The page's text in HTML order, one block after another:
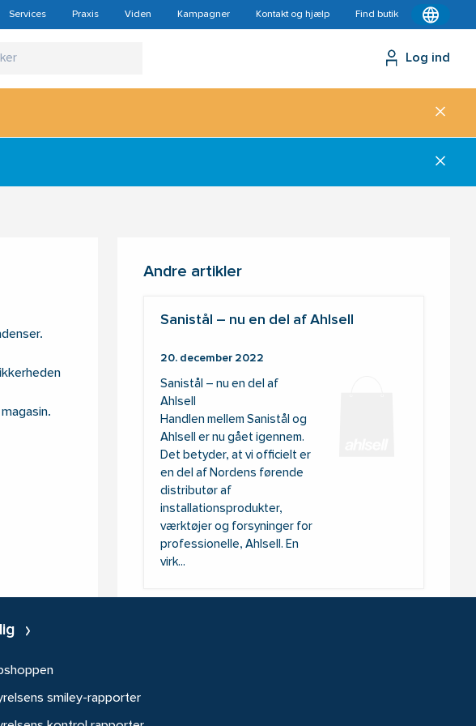
Services Praxis Viden Kampagner Kontakt og hjælp Find butik
Log ind
Andre artikler
Sanistål – nu en del af Ahlsell
20. december 2022
Sanistål – nu en del af
Ahlsell
Handlen mellem Sanistål og
Ahlsell er nu gået igennem.
Det betyder, at vi officielt er
en del af Nordens førende
distributør af
installationsprodukter,
værktøjer og forsyninger for
professionelle, Ahlsell. En
virk...
smiley-rapporter